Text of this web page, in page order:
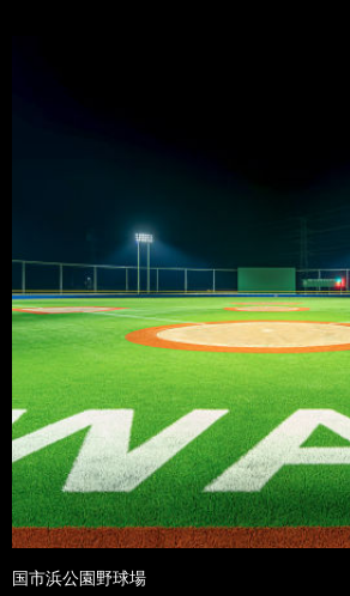
国市浜公園野球場